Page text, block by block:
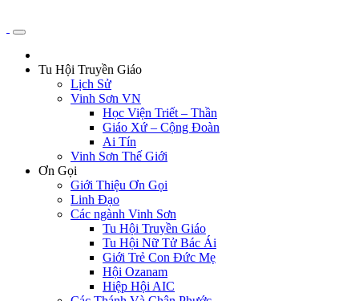
Tu Hội Truyền Giáo
Lịch Sử
Vinh Sơn VN
Học Viện Triết – Thần
Giáo Xứ – Cộng Đoàn
Ai Tín
Vinh Sơn Thế Giới
Ơn Gọi
Giới Thiệu Ơn Gọi
Linh Đạo
Các ngành Vinh Sơn
Tu Hội Truyền Giáo
Tu Hội Nữ Tử Bác Ái
Giới Trẻ Con Đức Mẹ
Hội Ozanam
Hiệp Hội AIC